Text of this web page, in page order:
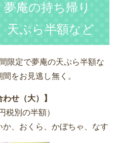
庵の持ち帰り
天ぷら半額など
限定で夢庵の天ぷら半額な
をお見逃し無く。
せ（大）】
税別の半額）
、おくら、かぼちゃ、なす